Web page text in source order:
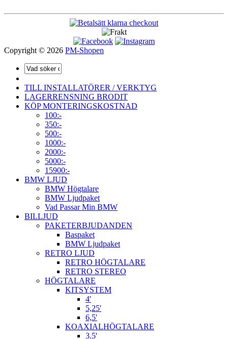
Copyright © 2026 PM-Shopen
TILL INSTALLATÖRER / VERKTYG
LAGERRENSNING BRODIT
KÖP MONTERINGSKOSTNAD
100:-
350:-
500:-
1000:-
2000:-
5000:-
15900:-
BMW LJUD
BMW Högtalare
BMW Ljudpaket
Vad Passar Min BMW
BILLJUD
PAKETERBJUDANDEN
Baspaket
BMW Ljudpaket
RETRO LJUD
RETRO HÖGTALARE
RETRO STEREO
HÖGTALARE
KITSYSTEM
4'
5,25'
6,5'
KOAXIALHÖGTALARE
3.5'